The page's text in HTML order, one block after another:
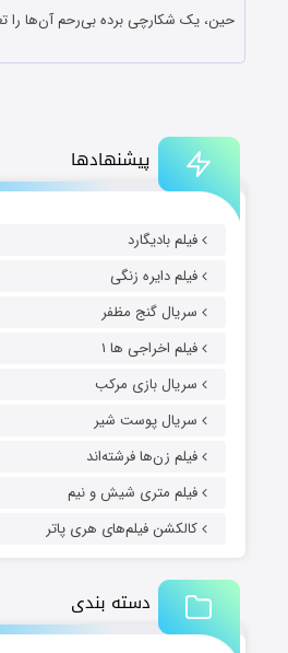
پیشنهادها
فیلم بادیگارد
فیلم دایره زنگی
سریال گنج مظفر
فیلم اخراجی ها ۱
سریال بازی مرکب
سریال پوست شیر
فیلم زن‌ها فرشته‌اند
فیلم متری شیش و نیم
کالکشن فیلم‌های هری پاتر
دسته بندی
حین، یک شکارچی برده بی‌رحم آن‌ها را